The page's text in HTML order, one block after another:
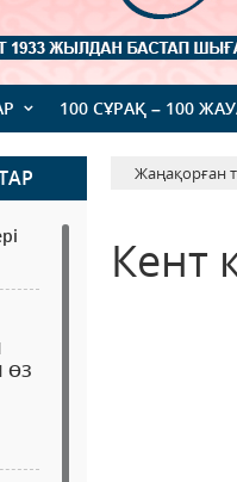
100 СҰРАҚ – 100
ӨЗ
Жаңақорған
Кент